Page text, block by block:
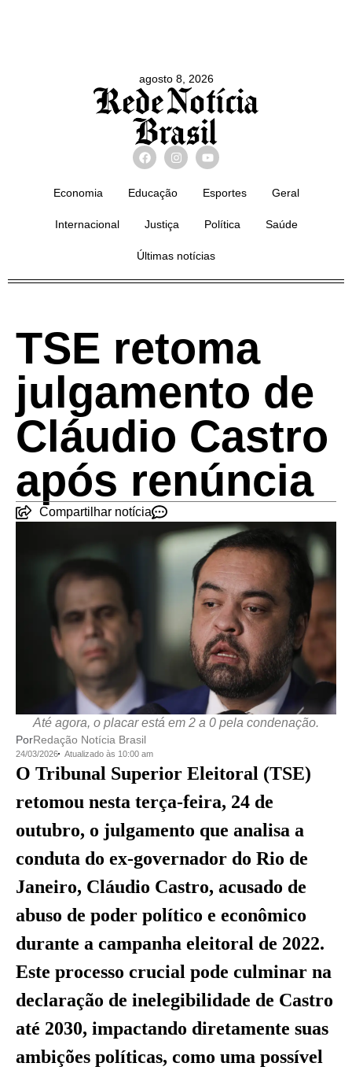
agosto 8, 2026
Economia Educação Esportes Geral
Internacional Justiça Política Saúde
Últimas notícias
TSE retoma
julgamento de
Cláudio Castro
após renúncia
Compartilhar notícia
Até agora, o placar está em 2 a 0 pela condenação.
PorRedação Notícia Brasil
24/03/2026 Atualizado às 10:00 am
O Tribunal Superior Eleitoral (TSE)
retomou nesta terça-feira, 24 de
outubro, o julgamento que analisa a
conduta do ex-governador do Rio de
Janeiro, Cláudio Castro, acusado de
abuso de poder político e econômico
durante a campanha eleitoral de 2022.
Este processo crucial pode culminar na
declaração de inelegibilidade de Castro
até 2030, impactando diretamente suas
ambições políticas, como uma possível